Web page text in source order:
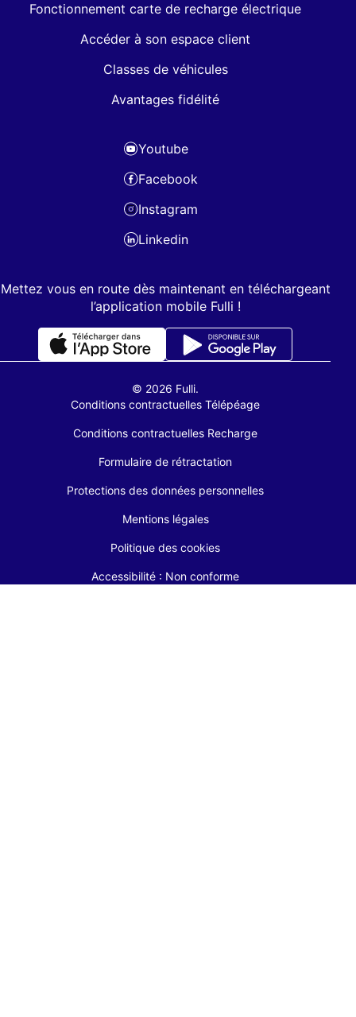
Mettez vous en route dès maintenant en téléchargeant
l’application mobile Fulli !
Fonctionnement carte de recharge électrique
Accéder à son espace client
Classes de véhicules
Avantages fidélité
Youtube
Facebook
Instagram
Linkedin
© 2026 Fulli.
Conditions contractuelles Télépéage
Conditions contractuelles Recharge
Formulaire de rétractation
Protections des données personnelles
Mentions légales
Politique des cookies
Accessibilité : Non conforme